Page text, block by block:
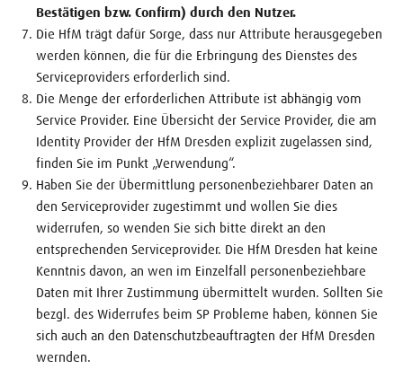
Bestätigen bzw. Confirm) durch den Nutzer.
Die HfM trägt dafür Sorge, dass nur Attribute herausgegeben
werden können, die für die Erbringung des Dienstes des
Serviceproviders erforderlich sind.
Die Menge der erforderlichen Attribute ist abhängig vom
Service Provider. Eine Übersicht der Service Provider, die am
Identity Provider der HfM Dresden explizit zugelassen sind,
finden Sie im Punkt „Verwendung“.
Haben Sie der Übermittlung personenbeziehbarer Daten an
den Serviceprovider zugestimmt und wollen Sie dies
widerrufen, so wenden Sie sich bitte direkt an den
entsprechenden Serviceprovider. Die HfM Dresden hat keine
Kenntnis davon, an wen im Einzelfall personenbeziehbare
Daten mit Ihrer Zustimmung übermittelt wurden. Sollten Sie
bezgl. des Widerrufes beim SP Probleme haben, können Sie
sich auch an den Datenschutzbeauftragten der HfM Dresden
wernden.